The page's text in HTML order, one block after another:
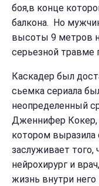
боя,в конце
балкона. Но
высоты 9 метров
серьезной травме
Каскадер был
сьемка сериала
неопределенный
Дженнифер Кокер,
котором
заслуживает
нейрохирург и
жизнь внутри